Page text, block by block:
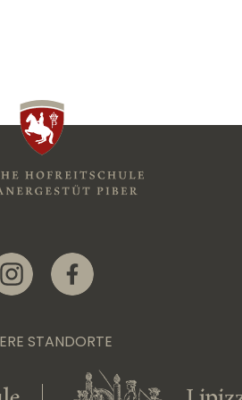
Link zur Instagram-Seite
Link zur Facebook-Seite
STANDORTE